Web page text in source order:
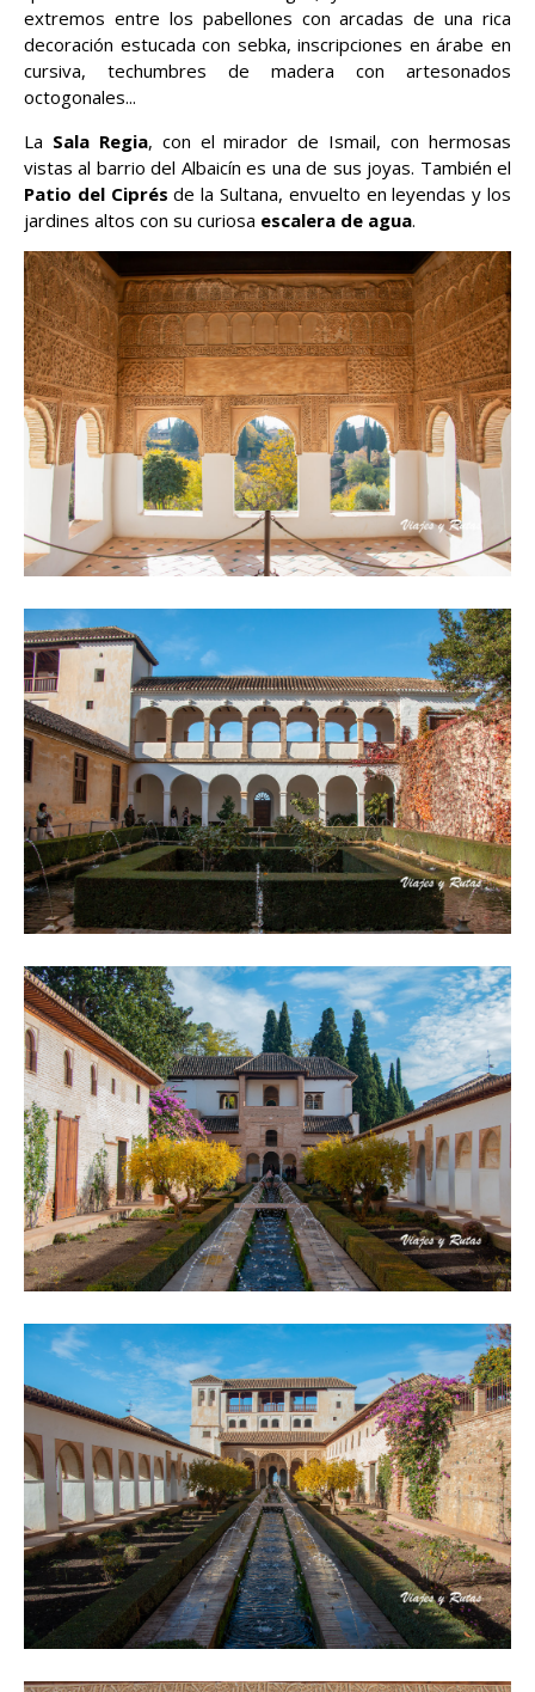
extremos entre los pabellones con arcadas de una rica
decoración estucada con sebka, inscripciones en árabe en
cursiva, techumbres de madera con artesonados
octogonales...
La Sala Regia, con el mirador de Ismail, con hermosas
vistas al barrio del Albaicín es una de sus joyas. También el
Patio del Ciprés de la Sultana, envuelto en leyendas y los
jardines altos con su curiosa escalera de agua.